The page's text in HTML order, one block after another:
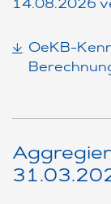
14.08.2026
OeKB-